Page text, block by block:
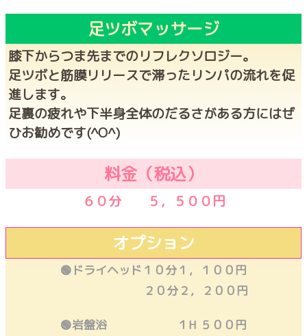
足ツボマッサージ
膝下からつま先までのリフレクソロジー。
足ツボと筋膜リリースで滞ったリンパの流れを促
進します。
足裏の疲れや下半身全体のだるさがある方にはぜ
ひお勧めです(^O^)
料金（税込）
６０分 ５，５００円
オプション
🟢ドライヘッド１０分１，１００円
２０分２，２００円
🟢岩盤浴 １H ５００円